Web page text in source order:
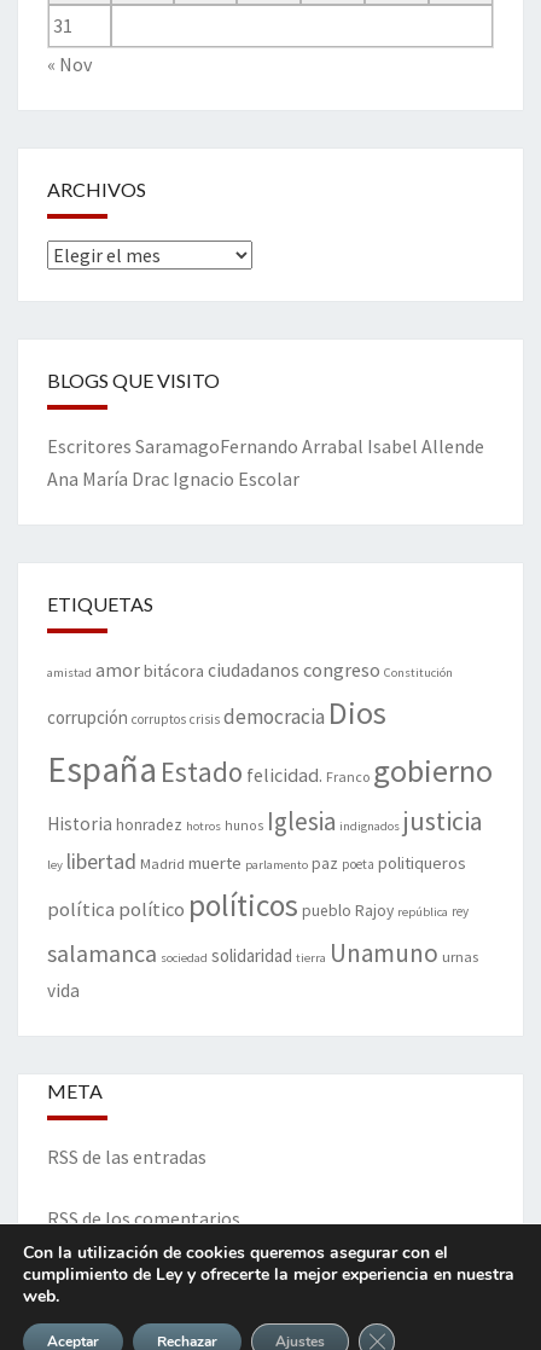
31
« Nov
ARCHIVOS
Archivos
BLOGS QUE VISITO
Escritores SaramagoFernando Arrabal Isabel Allende
Ana María Drac Ignacio Escolar
ETIQUETAS
amistad amorbitácora ciudadanos congreso Constitución
corrupción corruptos crisis democracia Dios
España Estado felicidad. Franco gobierno
Historia honradez hotros hunos Iglesia indignados justicia
ley libertad Madrid muerte parlamento paz poeta politiqueros
política político políticos pueblo Rajoy república rey
salamanca sociedad solidaridad tierra Unamuno urnas
vida
META
RSS de las entradas
RSS de los comentarios
Con la utilización de cookies queremos asegurar con el
cumplimiento de Ley y ofrecerte la mejor experiencia en nuestra
web.
Aceptar Rechazar Ajustes Cerrar el banner de